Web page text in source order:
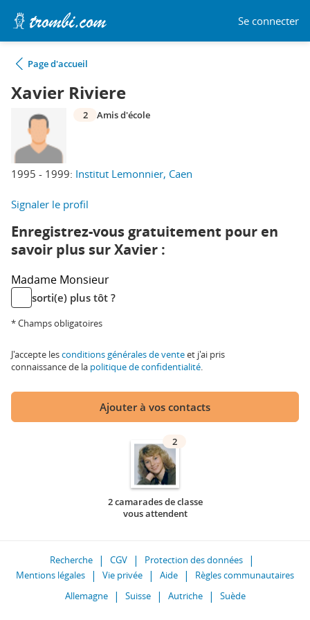
Se connecter
Page d'accueil
Xavier Riviere
1995 - 1999: Institut Lemonnier, Caen
2 Amis d'école
Signaler le profil
Enregistrez-vous gratuitement pour en
savoir plus sur Xavier :
Madame Monsieur
sorti(e) plus tôt ?
* Champs obligatoires
J'accepte lesconditions générales de venteet j'ai pris
connaissance de la politique de confidentialité.
Ajouter à vos contacts
2
2 camarades de classe
vous attendent
Recherche CGV
Protection des données
Mentions légales
Vie privée Aide
Règles communautaires
Allemagne
Suisse Autriche Suède